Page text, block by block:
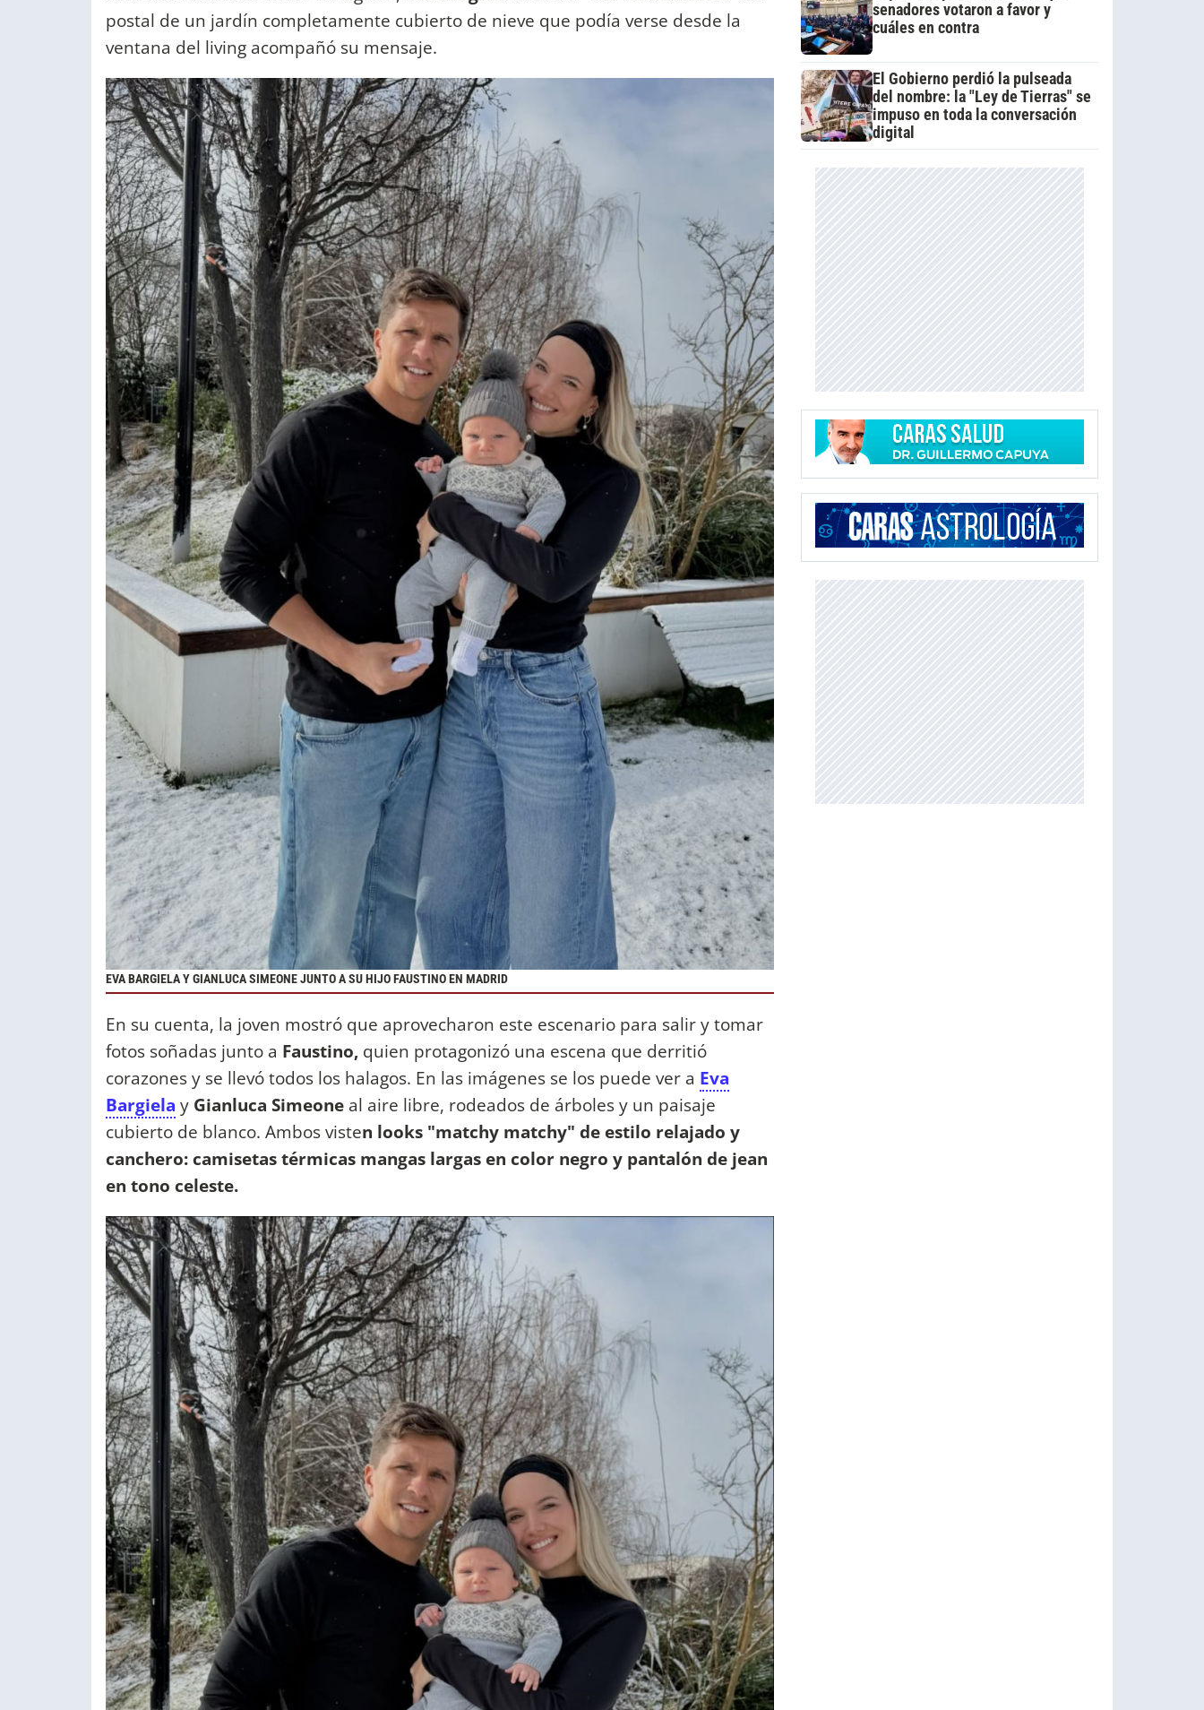
postal de un jardín completamente cubierto de nieve que podía verse desde la
ventana del living acompañó su mensaje.
EVA BARGIELA Y GIANLUCA SIMEONE JUNTO A SU HIJO FAUSTINO EN MADRID
En su cuenta, la joven mostró que aprovecharon este escenario para salir y tomar
fotos soñadas junto a Faustino, quien protagonizó una escena que derritió
corazones y se llevó todos los halagos. En las imágenes se los puede ver a Eva
Bargiela y Gianluca Simeone al aire libre, rodeados de árboles y un paisaje
cubierto de blanco. Ambos visten looks "matchy matchy" de estilo relajado y
canchero: camisetas térmicas mangas largas en color negro y pantalón de jean
en tono celeste.
senadores votaron a favor y
cuáles en contra
El Gobierno perdió la pulseada
del nombre: la "Ley de Tierras" se
impuso en toda la conversación
digital